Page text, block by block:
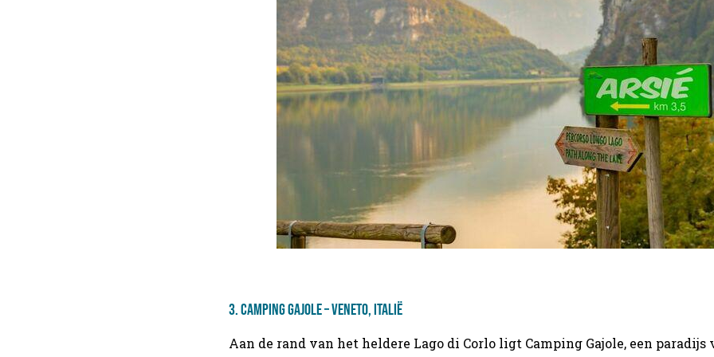
3.Camping Gajole – Veneto, Italië
Aan de rand van het heldere Lago di Corlo ligt Camping Gajole, een paradijs